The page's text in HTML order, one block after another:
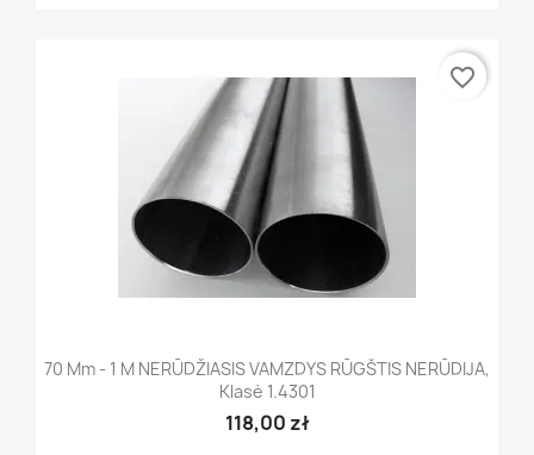
70 Mm - 1 M NERŪDŽIASIS VAMZDYS RŪGŠTIS NERŪDIJA,
Klasė 1.4301
118,00 zł
favorite_border